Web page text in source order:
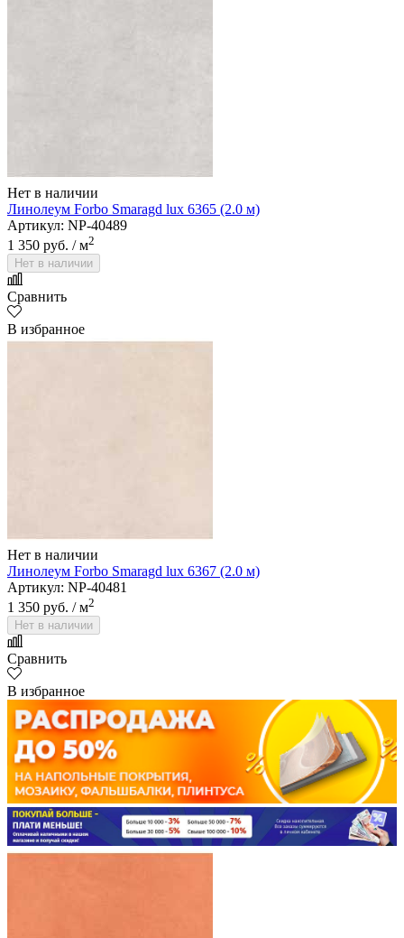
Нет в наличии
Линолеум Forbo Smaragd lux 6365 (2.0 м)
Артикул: NP-40489
1 350 руб. / м2
Нет в наличии
Сравнить
В избранное
Нет в наличии
Линолеум Forbo Smaragd lux 6367 (2.0 м)
Артикул: NP-40481
1 350 руб. / м2
Нет в наличии
Сравнить
В избранное